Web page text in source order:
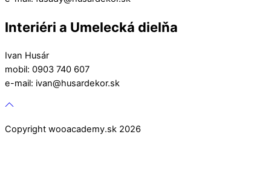
Interiéri a Umelecká dielňa
Ivan Husár
mobil: 0903 740 607
e-mail: ivan@husardekor.sk
Copyright wooacademy.sk 2026